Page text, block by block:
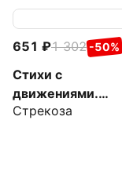
651 1 302 -50%
Стихи с
движениями.
Книжка с лапками
Стрекоза